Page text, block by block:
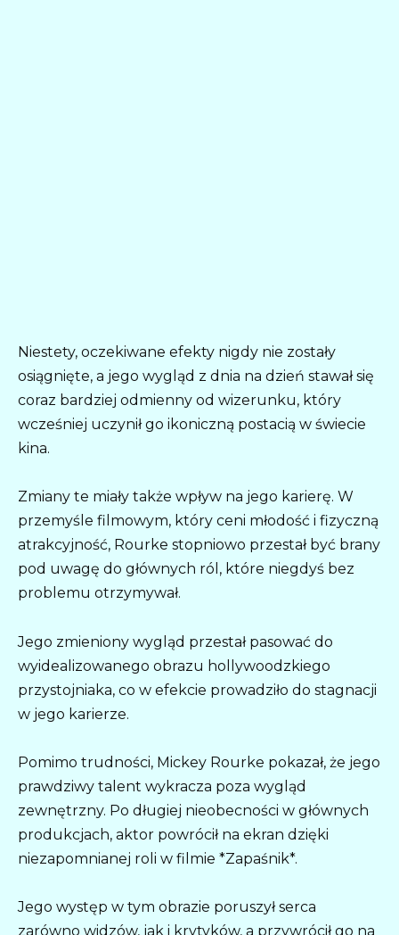
Niestety, oczekiwane efekty nigdy nie zostały
osiągnięte, a jego wygląd z dnia na dzień stawał się
coraz bardziej odmienny od wizerunku, który
wcześniej uczynił go ikoniczną postacią w świecie
kina.
Zmiany te miały także wpływ na jego karierę. W
przemyśle filmowym, który ceni młodość i fizyczną
atrakcyjność, Rourke stopniowo przestał być brany
pod uwagę do głównych ról, które niegdyś bez
problemu otrzymywał.
Jego zmieniony wygląd przestał pasować do
wyidealizowanego obrazu hollywoodzkiego
przystojniaka, co w efekcie prowadziło do stagnacji
w jego karierze.
Pomimo trudności, Mickey Rourke pokazał, że jego
prawdziwy talent wykracza poza wygląd
zewnętrzny. Po długiej nieobecności w głównych
produkcjach, aktor powrócił na ekran dzięki
niezapomnianej roli w filmie *Zapaśnik*.
Jego występ w tym obrazie poruszył serca
zarówno widzów, jak i krytyków, a przywrócił go na